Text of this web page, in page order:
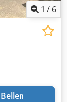
1 / 6
Bellen